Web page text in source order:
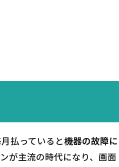
払っていると機器の故障に
が主流の時代になり、画面